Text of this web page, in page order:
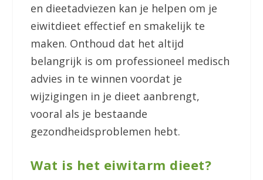
en dieetadviezen kan je helpen om je
eiwitdieet effectief en smakelijk te
maken. Onthoud dat het altijd
belangrijk is om professioneel medisch
advies in te winnen voordat je
wijzigingen in je dieet aanbrengt,
vooral als je bestaande
gezondheidsproblemen hebt.
Wat is het eiwitarm dieet?